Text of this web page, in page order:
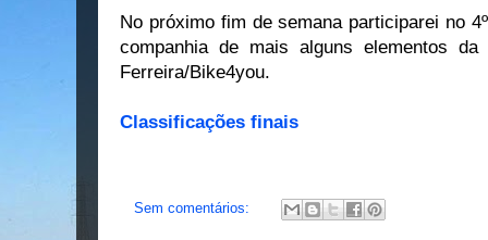
No próximo fim de semana participarei no
companhia de mais alguns elementos da
Ferreira/Bike4you.
Classificações finais
Sem comentários: